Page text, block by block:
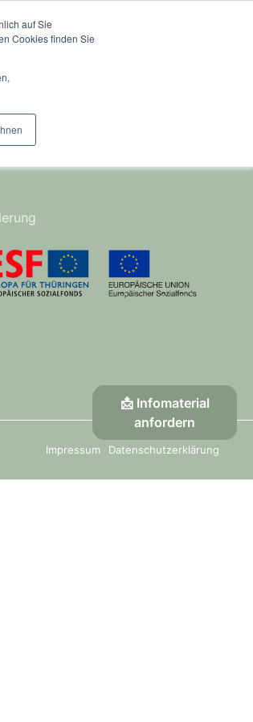
auf Sie
Cookies finden Sie
📩 Infomaterial
anfordern
Impressum Datenschutzerklärung